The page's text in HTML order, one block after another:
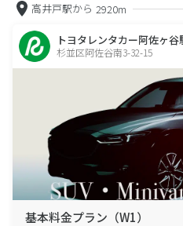
高井戸駅から 2920m
トヨタレンタカー阿佐ヶ谷
杉並区阿佐谷南3-32-15
基本料金プラン（W1）